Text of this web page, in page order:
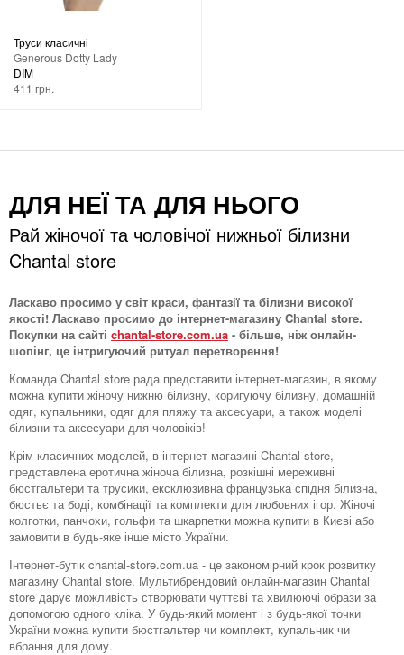
Труси класичні
Generous Dotty Lady
DIM
411 грн.
ДЛЯ НЕЇ ТА ДЛЯ НЬОГО
Рай жіночої та чоловічої нижньої білизни
Chantal store
Ласкаво просимо у світ краси, фантазії та білизни високої
якості! Ласкаво просимо до інтернет-магазину Chantal store.
Покупки на сайті chantal-store.com.ua - більше, ніж онлайн-
шопінг, це інтригуючий ритуал перетворення!
Команда Chantal store рада представити інтернет-магазин, в якому
можна купити жіночу нижню білизну, коригуючу білизну, домашній
одяг, купальники, одяг для пляжу та аксесуари, а також моделі
білизни та аксесуари для чоловіків!
Крім класичних моделей, в інтернет-магазині Chantal store,
представлена ​​еротична жіноча білизна, розкішні мереживні
бюстгальтери та трусики, ексклюзивна французька спідня білизна,
бюстьє та боді, комбінації та комплекти для любовних ігор. Жіночі
колготки, панчохи, гольфи та шкарпетки можна купити в Києві або
замовити в будь-яке інше місто України.
Інтернет-бутік chantal-store.com.ua - це закономірний крок розвитку
магазину Chantal store. Мультибрендовий онлайн-магазин Chantal
store дарує можливість створювати чуттєві та хвилюючі образи за
допомогою одного кліка. У будь-який момент і з будь-якої точки
України можна купити бюстгальтер чи комплект, купальник чи
вбрання для дому.